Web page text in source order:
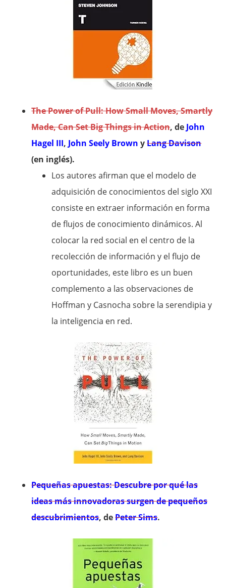
The Power of Pull: How Small Moves, Smartly
Made, Can Set Big Things in Action, de John
Hagel III, John Seely Brown yLang Davison
(en inglés).
Los autores afirman que el modelo de
adquisición de conocimientos del siglo XXI
consiste en extraer información en forma
de flujos de conocimiento dinámicos. Al
colocar la red social en el centro de la
recolección de información y el flujo de
oportunidades, este libro es un buen
complemento a las observaciones de
Hoffman y Casnocha sobre la serendipia y
la inteligencia en red.
Pequeñas apuestas: Descubre por qué las
ideas más innovadoras surgen de pequeños
descubrimientos, dePeter Sims.